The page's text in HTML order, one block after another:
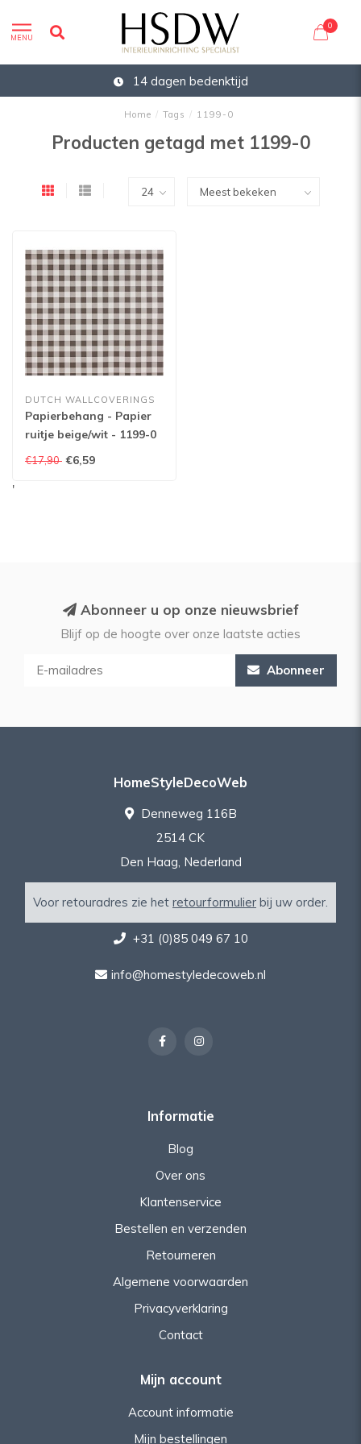
MENU
0
14 dagen bedenktijd
Home / Tags / 1199-0
Producten getagd met 1199-0
DUTCH WALLCOVERINGS
Papierbehang - Papier
ruitje beige/wit - 1199-0
€17,90 €6,59
'
Abonneer u op onze nieuwsbrief
Blijf op de hoogte over onze laatste acties
Abonneer
HomeStyleDecoWeb
Denneweg 116B
2514 CK
Den Haag, Nederland
Voor retouradres zie het retourformulier bij uw order.
+31 (0)85 049 67 10
info@homestyledecoweb.nl
Informatie
Blog
Over ons
Klantenservice
Bestellen en verzenden
Retourneren
Algemene voorwaarden
Privacyverklaring
Contact
Mijn account
Account informatie
Mijn bestellingen